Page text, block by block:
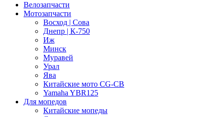
Велозапчасти
Мотозапчасти
Восход | Сова
Днепр | К-750
Иж
Минск
Муравей
Урал
Ява
Китайские мото CG-CB
Yamaha YBR125
Для мопедов
Китайские мопеды